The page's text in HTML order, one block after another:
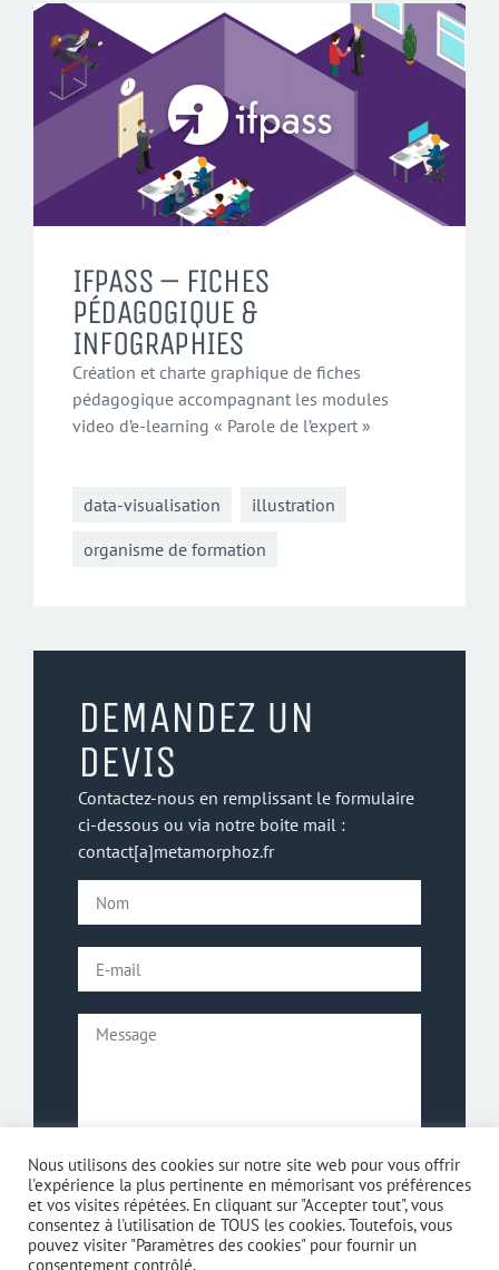
IFPASS – FICHES
PÉDAGOGIQUE &
INFOGRAPHIES
Création et charte graphique de fiches
pédagogique accompagnant les modules
video d’e-learning « Parole de l’expert »
data-visualisation
illustration
organisme de formation
DEMANDEZ UN
DEVIS
Contactez-nous en remplissant le formulaire
ci-dessous ou via notre boite mail :
contact[a]metamorphoz.fr
Nous utilisons des cookies sur notre site web pour vous offrir
l'expérience la plus pertinente en mémorisant vos préférences
et vos visites répétées. En cliquant sur "Accepter tout", vous
consentez à l'utilisation de TOUS les cookies. Toutefois, vous
pouvez visiter "Paramètres des cookies" pour fournir un
consentement contrôlé.